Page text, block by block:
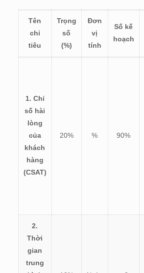
Tên
chỉ
tiêu
Trọng
số
(%)
Đơn
vị
tính
Số kế
hoạch
1. Chỉ
số hài
lòng
của
khách
hàng
(CSAT)
20% % 90%
2.
Thời
gian
trung